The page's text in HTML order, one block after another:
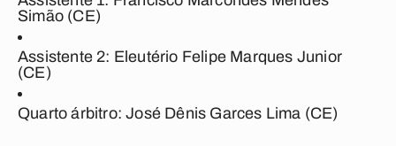
Simão (CE)
Assistente 2: Eleutério Felipe Marques Junior
(CE)
Quarto árbitro:José Dênis Garces Lima (CE)